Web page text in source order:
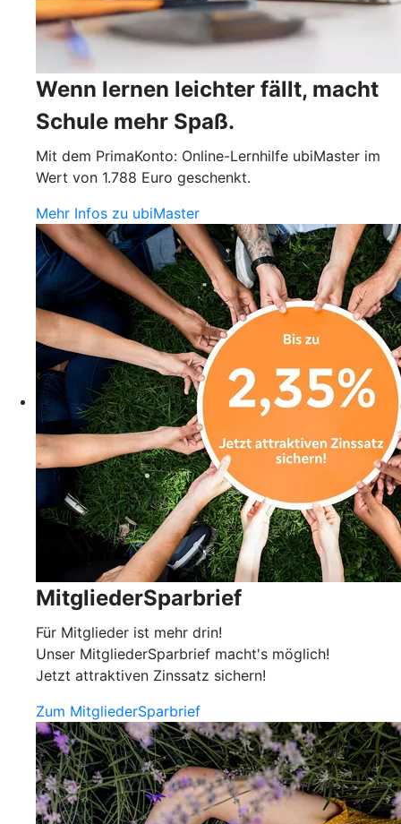
Wenn lernen leichter fällt, macht
Schule mehr Spaß.
Mit dem PrimaKonto: Online-Lernhilfe ubiMaster im
Wert von 1.788 Euro geschenkt.
Mehr Infos zu ubiMaster
MitgliederSparbrief
Für Mitglieder ist mehr drin!
Unser MitgliederSparbrief macht's möglich!
Jetzt attraktiven Zinssatz sichern!
Zum MitgliederSparbrief